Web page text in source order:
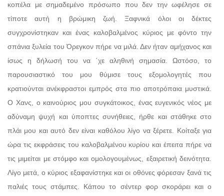
κοπέλα με σημαδεμένο πρόσωπο που δεν την ωφέλησε σε
τίποτε αυτή η βρώμικη ζωή. Ξαφνικά όλοι οι δέκτες
συγχρονίστηκαν και ένας καλοβαλμένος κύριος με φόντο την
σπάνια ξυλεία του Όρεγκον πήρε να μιλά. Δεν ήταν αμήχανος και
ίσως η δήλωσή του να ΄χε αληθινή σημασία. Ωστόσο, το
παρουσιαστικό του μου θύμισε τους εξομολογητές που
κρατιούνται ανέκφραστοι εμπρός στα πιο αποτρόπαια μυστικά.
Ο Χανς, ο καινούριος μου συγκάτοικος, ένας ευγενικός νέος με
αδύναμη ψυχή και ύποπτες συνήθειες, ήρθε και στάθηκε στο
πλάι μου και αυτό δεν είναι καθόλου λίγο να ξέρετε. Κοίταξε για
ώρα τις εκφράσεις του καλοβαλμένου κυρίου και έπειτα πήρε να
τις μιμείται με στόμφο και ομολογουμένως, εξαιρετική δεινότητα.
Λίγο μετά, ο κύριος εξαφανίστηκε και οι οθόνες φόρεσαν ξανά τις
παλιές τους στάμπες. Κάπου το σέντερ φορ σκοράρει και ο